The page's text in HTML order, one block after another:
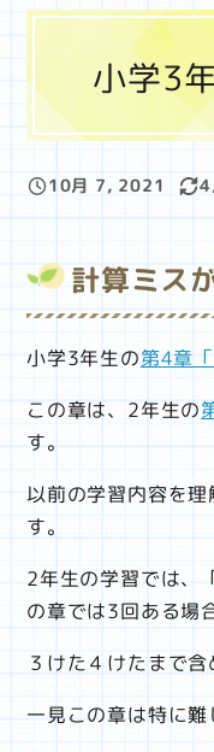
小学3
投稿日
10月 7, 2021 更
計算ミス
小学3年生の第4章
この章は、2年生の
す。
以前の学習内容を
す。
2年生の学習では、
の章では3回ある場
３けた４けたまで
一見この章は特に難